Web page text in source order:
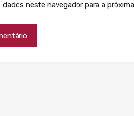
dados neste navegador para a